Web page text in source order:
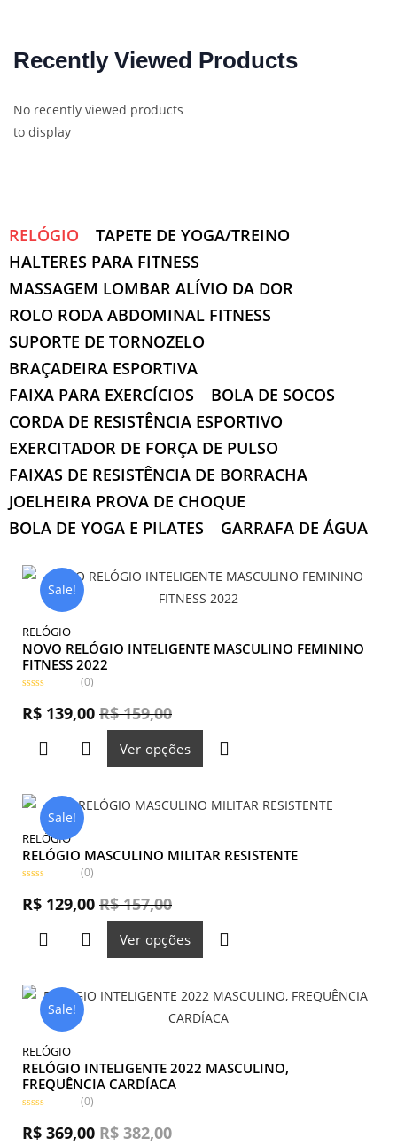
Recently Viewed Products
No recently viewed products
to display
RELÓGIO
TAPETE DE YOGA/TREINO
HALTERES PARA FITNESS
MASSAGEM LOMBAR ALÍVIO DA DOR
ROLO RODA ABDOMINAL FITNESS
SUPORTE DE TORNOZELO
BRAÇADEIRA ESPORTIVA
FAIXA PARA EXERCÍCIOS
BOLA DE SOCOS
CORDA DE RESISTÊNCIA ESPORTIVO
EXERCITADOR DE FORÇA DE PULSO
FAIXAS DE RESISTÊNCIA DE BORRACHA
JOELHEIRA PROVA DE CHOQUE
BOLA DE YOGA E PILATES
GARRAFA DE ÁGUA
Sale!
RELÓGIO
NOVO RELÓGIO INTELIGENTE MASCULINO FEMININO
FITNESS 2022
v
a
0
d
(0)
R$159,00
R$ 139,00
Ver opções
Sale!
RELÓGIO
RELÓGIO MASCULINO MILITAR RESISTENTE
v
a
0
d
(0)
R$157,00
R$ 129,00
Ver opções
Sale!
RELÓGIO
RELÓGIO INTELIGENTE 2022 MASCULINO,
FREQUÊNCIA CARDÍACA
v
a
(0)
R$382,00
R$ 369,00